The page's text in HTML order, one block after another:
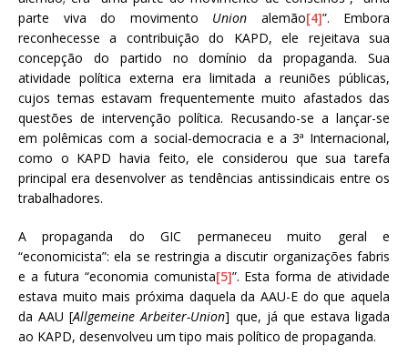
parte viva do movimento Union alemão[4]”. Embora
reconhecesse a contribuição do KAPD, ele rejeitava sua
concepção do partido no domínio da propaganda. Sua
atividade política externa era limitada a reuniões públicas,
cujos temas estavam frequentemente muito afastados das
questões de intervenção política. Recusando-se a lançar-se
em polêmicas com a social-democracia e a 3ª Internacional,
como o KAPD havia feito, ele considerou que sua tarefa
principal era desenvolver as tendências antissindicais entre os
trabalhadores.
A propaganda do GIC permaneceu muito geral e
“economicista”: ela se restringia a discutir organizações fabris
e a futura “economia comunista[5]”. Esta forma de atividade
estava muito mais próxima daquela da AAU-E do que aquela
da AAU [Allgemeine Arbeiter-Union] que, já que estava ligada
ao KAPD, desenvolveu um tipo mais político de propaganda.